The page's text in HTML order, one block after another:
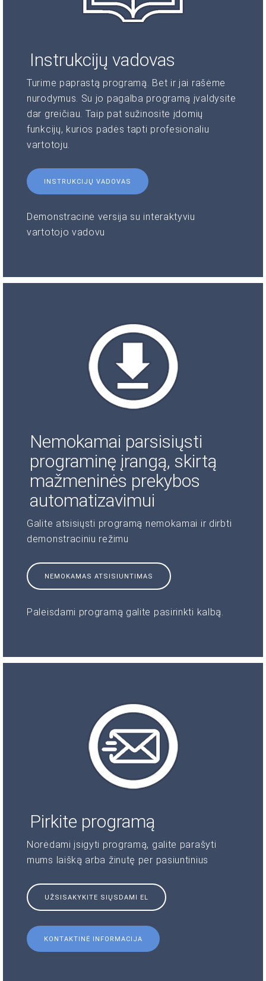
Instrukcijų vadovas
Turime paprastą programą. Bet ir jai rašėme
nurodymus. Su jo pagalba programą įvaldysite
dar greičiau. Taip pat sužinosite įdomių
funkcijų, kurios padės tapti profesionaliu
vartotoju.
INSTRUKCIJŲ VADOVAS
Demonstracinė versija su interaktyviu
vartotojo vadovu
Nemokamai parsisiųsti
programinę įrangą, skirtą
mažmeninės prekybos
automatizavimui
Galite atsisiųsti programą nemokamai ir dirbti
demonstraciniu režimu
NEMOKAMAS ATSISIUNTIMAS
Paleisdami programą galite pasirinkti kalbą.
Pirkite programą
Norėdami įsigyti programą, galite parašyti
mums laišką arba žinutę per pasiuntinius
UŽSISAKYKITE SIŲSDAMI EL
KONTAKTINĖ INFORMACIJA